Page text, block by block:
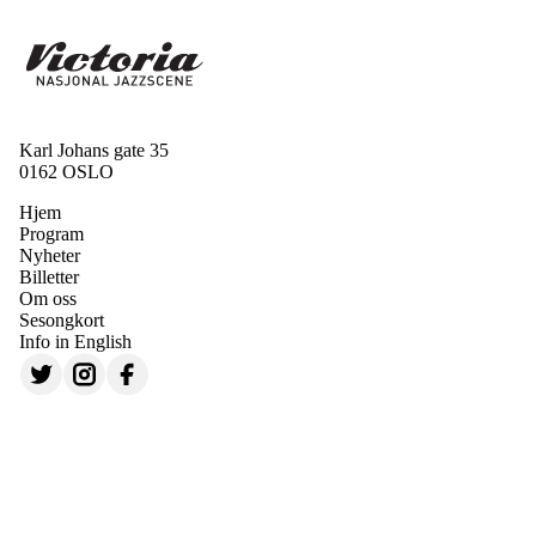
Karl Johans gate 35
0162 OSLO
Hjem
Program
Nyheter
Billetter
Om oss
Sesongkort
Info in English